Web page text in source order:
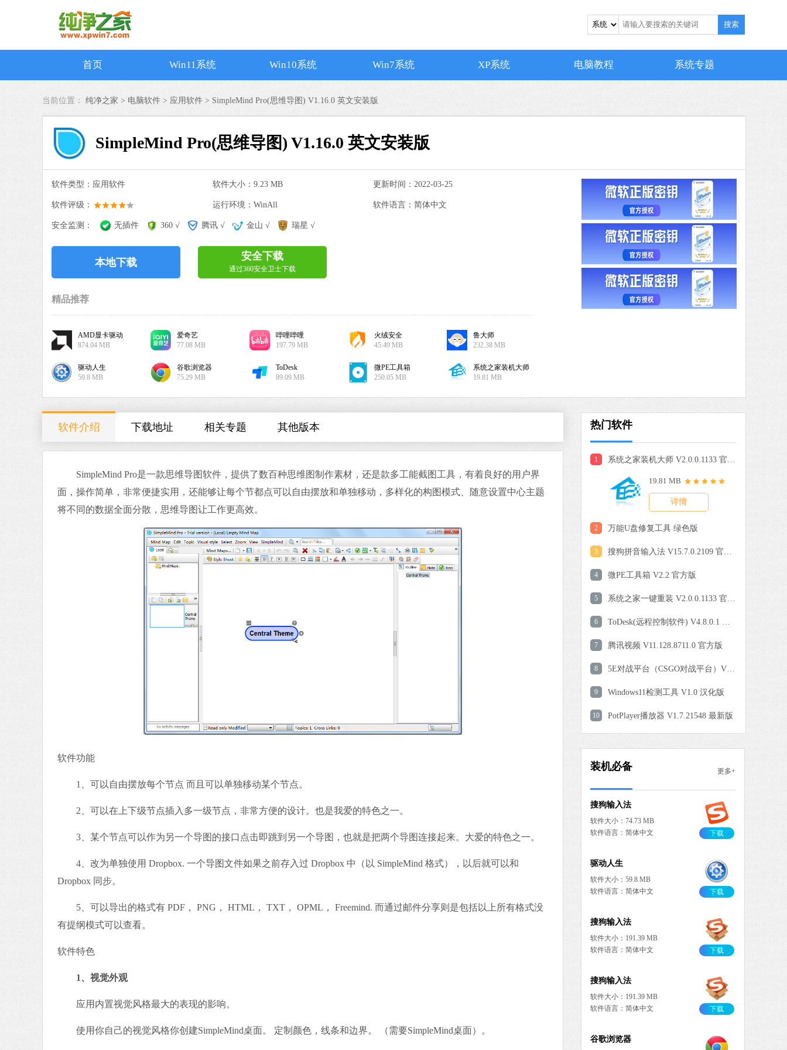
搜索
首页 Win11系统 Win10系统 Win7系统 XP系统 电脑教程 系统专题
当前位置： 纯净之家 > 电脑软件 > 应用软件 > SimpleMind Pro(思维导图) V1.16.0 英文安装版
SimpleMind Pro(思维导图) V1.16.0 英文安装版
软件类型：应用软件 软件大小：9.23 MB 更新时间：2022-03-25
软件评级： 运行环境：WinAll 软件语言：简体中文
安全监测： 无插件 360 √ 腾讯 √ 金山 √ 瑞星 √
本地下载
安全下载
通过360安全卫士下载
精品推荐
AMD显卡驱动
874.04 MB
爱奇艺
77.08 MB
哔哩哔哩
197.79 MB
火绒安全
45.49 MB
鲁大师
232.38 MB
驱动人生
59.8 MB
谷歌浏览器
75.29 MB
ToDesk
89.09 MB
微PE工具箱
250.05 MB
系统之家装机大师
19.81 MB
软件介绍 下载地址 相关专题 其他版本
SimpleMind Pro是一款思维导图软件，提供了数百种思维图制作素材，还是款多工能截图工具，有着良好的用户界
面，操作简单，非常便捷实用，还能够让每个节都点可以自由摆放和单独移动，多样化的构图模式、随意设置中心主题
将不同的数据全面分散，思维导图让工作更高效。
软件功能
1、可以自由摆放每个节点 而且可以单独移动某个节点。
2、可以在上下级节点插入多一级节点，非常方便的设计。也是我爱的特色之一。
3、某个节点可以作为另一个导图的接口点击即跳到另一个导图，也就是把两个导图连接起来。大爱的特色之一。
4、改为单独使用 Dropbox. 一个导图文件如果之前存入过 Dropbox 中（以 SimpleMind 格式），以后就可以和
Dropbox 同步。
5、可以导出的格式有 PDF， PNG， HTML， TXT， OPML， Freemind. 而通过邮件分享则是包括以上所有格式没
有提纲模式可以查看。
软件特色
1、视觉外观
应用内置视觉风格最大的表现的影响。
使用你自己的视觉风格你创建SimpleMind桌面。 定制颜色，线条和边界。 （需要SimpleMind桌面）。
热门软件
1 系统之家装机大师 V2.0.0.1133 官方版
19.81 MB
详情
2 万能U盘修复工具 绿色版
3 搜狗拼音输入法 V15.7.0.2109 官方正式版
4 微PE工具箱 V2.2 官方版
5 系统之家一键重装 V2.0.0.1133 官方版
6 ToDesk(远程控制软件) V4.8.0.1 官方安装版
7 腾讯视频 V11.128.8711.0 官方版
8 5E对战平台（CSGO对战平台）V6.1.7 官方版
9 Windows11检测工具 V1.0 汉化版
10 PotPlayer播放器 V1.7.21548 最新版
装机必备 更多+
下载
驱动人生
软件大小：59.8 MB
软件语言：简体中文
搜狗输入法
软件语言：简体中文
软件大小：191.39 MB
谷歌浏览器
软件大小：75.29 MB
软件语言：简体中文
软件语言：简体中文
QQ浏览器
软件语言：简体中文
下载
搜狗输入法
软件大小：74.73 MB
软件语言：简体中文
下载
驱动人生
软件大小：59.8 MB
软件语言：简体中文
下载
搜狗输入法
软件大小：191.39 MB
软件语言：简体中文
下载
搜狗输入法
软件大小：191.39 MB
软件语言：简体中文
下载
谷歌浏览器